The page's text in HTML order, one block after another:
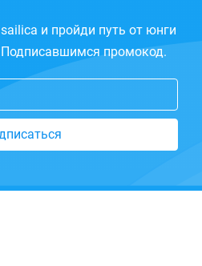
и пройди путь от юнги
промокод.